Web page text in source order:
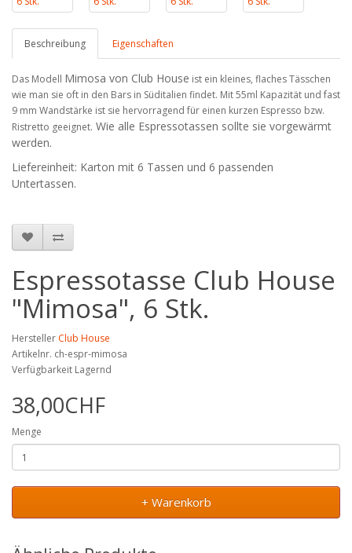
Beschreibung Eigenschaften
Das Modell Mimosa von Club House ist ein kleines, flaches Tässchen
wie man sie oft in den Bars in Süditalien findet. Mit 55ml Kapazität und fast
9 mm Wandstärke ist sie hervorragend für einen kurzen Espresso bzw.
Ristretto geeignet. Wie alle Espressotassen sollte sie vorgewärmt
werden.
Liefereinheit: Karton mit 6 Tassen und 6 passenden
Untertassen.
Espressotasse Club House
"Mimosa", 6 Stk.
Hersteller Club House
Artikelnr. ch-espr-mimosa
Verfügbarkeit Lagernd
38,00CHF
Menge
+ Warenkorb